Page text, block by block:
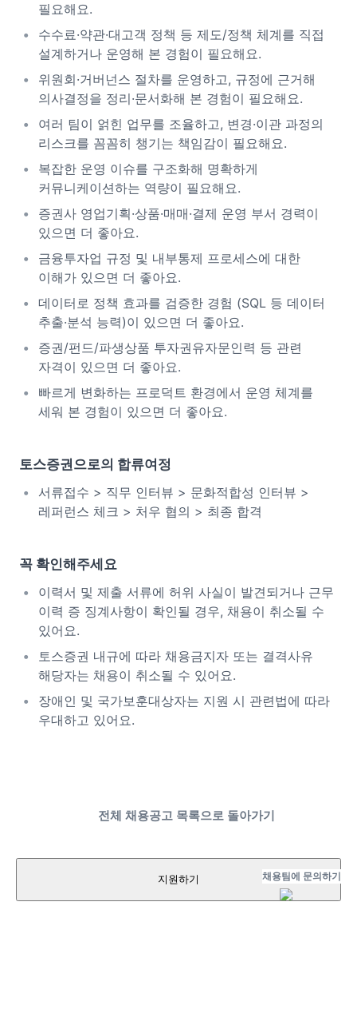
필요해요.
수수료·약관·대고객 정책 등 제도/정책 체계를 직접
설계하거나 운영해 본 경험이 필요해요.
위원회·거버넌스 절차를 운영하고, 규정에 근거해
의사결정을 정리·문서화해 본 경험이 필요해요.
여러 팀이 얽힌 업무를 조율하고, 변경·이관 과정의
리스크를 꼼꼼히 챙기는 책임감이 필요해요.
복잡한 운영 이슈를 구조화해 명확하게
커뮤니케이션하는 역량이 필요해요.
증권사 영업기획·상품·매매·결제 운영 부서 경력이
있으면 더 좋아요.
금융투자업 규정 및 내부통제 프로세스에 대한
이해가 있으면 더 좋아요.
데이터로 정책 효과를 검증한 경험 (SQL 등 데이터
추출·분석 능력)이 있으면 더 좋아요.
증권/펀드/파생상품 투자권유자문인력 등 관련
자격이 있으면 더 좋아요.
빠르게 변화하는 프로덕트 환경에서 운영 체계를
세워 본 경험이 있으면 더 좋아요.
토스증권으로의 합류여정
서류접수 > 직무 인터뷰 > 문화적합성 인터뷰 >
레퍼런스 체크 > 처우 협의 > 최종 합격
꼭 확인해주세요
이력서 및 제출 서류에 허위 사실이 발견되거나 근무
이력 증 징계사항이 확인될 경우, 채용이 취소될 수
있어요.
토스증권 내규에 따라 채용금지자 또는 결격사유
해당자는 채용이 취소될 수 있어요.
장애인 및 국가보훈대상자는 지원 시 관련법에 따라
우대하고 있어요.
전체 채용공고 목록으로 돌아가기
지원하기 채용팀에 문의하기